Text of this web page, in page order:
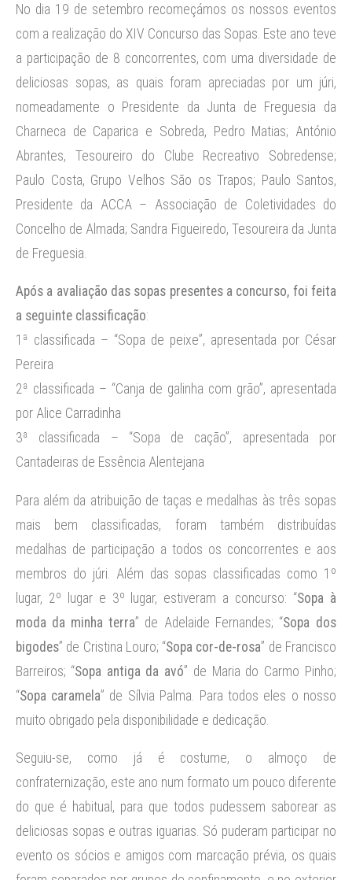
No dia 19 de setembro recomeçámos os nossos eventos
com a realização do XIV Concurso das Sopas. Este ano teve
a participação de 8 concorrentes, com uma diversidade de
deliciosas sopas, as quais foram apreciadas por um júri,
nomeadamente o Presidente da Junta de Freguesia da
Charneca de Caparica e Sobreda, Pedro Matias; António
Abrantes, Tesoureiro do Clube Recreativo Sobredense;
Paulo Costa, Grupo Velhos São os Trapos; Paulo Santos,
Presidente da ACCA – Associação de Coletividades do
Concelho de Almada; Sandra Figueiredo, Tesoureira da Junta
de Freguesia.
Após a avaliação das sopas presentes a concurso, foi feita
a seguinte classificação:
1ª classificada – “Sopa de peixe”, apresentada por César
Pereira
2ª classificada – “Canja de galinha com grão”, apresentada
por Alice Carradinha
3ª classificada – “Sopa de cação”, apresentada por
Cantadeiras de Essência Alentejana
Para além da atribuição de taças e medalhas às três sopas
mais bem classificadas, foram também distribuídas
medalhas de participação a todos os concorrentes e aos
membros do júri. Além das sopas classificadas como 1º
lugar, 2º lugar e 3º lugar, estiveram a concurso: “Sopa à
moda da minha terra” de Adelaide Fernandes; “Sopa dos
bigodes” de Cristina Louro; “Sopa cor-de-rosa” de Francisco
Barreiros; “Sopa antiga da avó” de Maria do Carmo Pinho;
“Sopa caramela” de Sílvia Palma. Para todos eles o nosso
muito obrigado pela disponibilidade e dedicação.
Seguiu-se, como já é costume, o almoço de
confraternização, este ano num formato um pouco diferente
do que é habitual, para que todos pudessem saborear as
deliciosas sopas e outras iguarias. Só puderam participar no
evento os sócios e amigos com marcação prévia, os quais